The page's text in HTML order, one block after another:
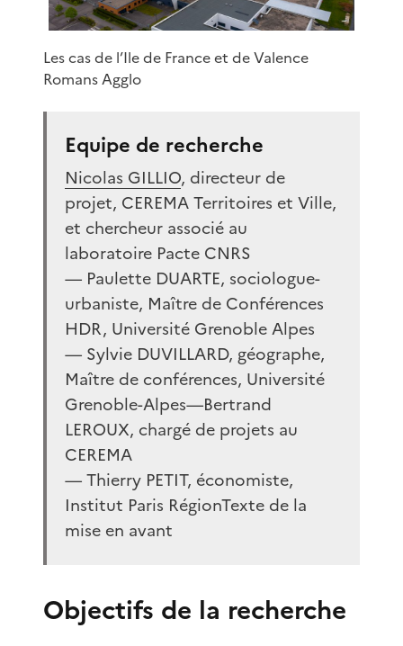
Les cas de l’Ile de France et de Valence
Romans Agglo
Equipe de recherche
Nicolas GILLIO, directeur de
projet, CEREMA Territoires et Ville,
et chercheur associé au
laboratoire Pacte CNRS
— Paulette DUARTE, sociologue-
urbaniste, Maître de Conférences
HDR, Université Grenoble Alpes
— Sylvie DUVILLARD, géographe,
Maître de conférences, Université
Grenoble-Alpes—Bertrand
LEROUX, chargé de projets au
CEREMA
— Thierry PETIT, économiste,
Institut Paris RégionTexte de la
mise en avant
Objectifs de la recherche